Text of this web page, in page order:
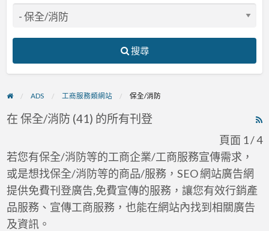
搜尋
ADS 工商服務類網站 保全/消防
在 保全/消防 (41) 的所有刊登
頁面 1 / 4
若您有保全/消防等的工商企業/工商服務宣傳需求，
或是想找保全/消防等的商品/服務，SEO 網站廣告網
提供免費刊登廣告,免費宣傳的服務，讓您有效行銷產
品服務、宣傳工商服務，也能在網站內找到相關廣告
及資訊。